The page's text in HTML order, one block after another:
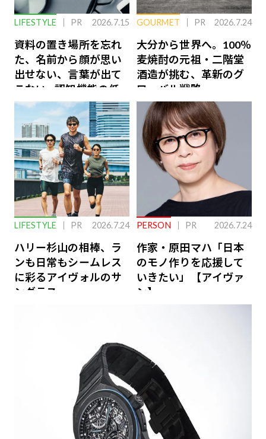
LIFESTYLE PR 2026.7.15
資料の置き場所を忘れ
た、名前から顔が思い
出せない、言葉が出て
こない…認知機能の低
下を救う、脳のインナ
ーケアとは
GOURMET PR 2026.7.24
大分から世界へ。100％
麦焼酎の元祖・二階堂
酒造が挑む、革新のグ
ローバル戦略
LIFESTYLE PR 2026.7.24
ハリー杉山の相棒、ラ
ンも日常もシームレス
に彩るアイヴォルのサ
ングラス
PERSON PR 2026.7.24
作家・原田マハ「日本
のモノ作りを応援して
いきたい」【アイヴァ
ン】